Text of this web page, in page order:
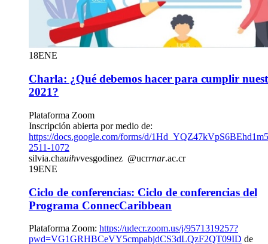
18ENE
Charla: ¿Qué debemos hacer para cumplir
2021?
Plataforma Zoom
Inscripción abierta por medio de:
https://docs.google.com/forms/d/
2511-1072
silvia.chauihvvesgodinez @ucrrnar.ac.cr
19ENE
Ciclo de conferencias: Ciclo de conferencias del
Programa ConnecCaribbean
Plataforma Zoom: https://udecr.zoom.us/j/9571319257?
pwd=VG1GRHBCeVY5cmpabjdCS3dLQzF2QT09ID de